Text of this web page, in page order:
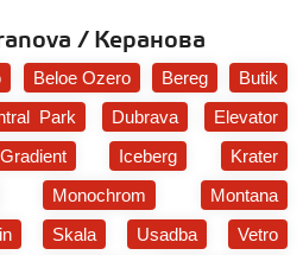
/ Керанова
Beloe Ozero Bereg
Butik
Park Dubrava
Elevator
Gradient Iceberg
Krater
Monochrom
Montana
Skala Usadba
Vetro